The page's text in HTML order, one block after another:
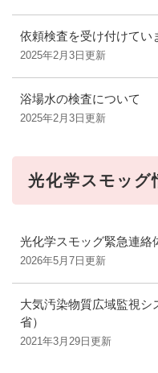
依頼検査を受け付けてい
2025年2月3日更新
浴場水の検査について
2025年2月3日更新
光化学スモッグ
光化学スモッグ緊急連絡
2026年5月7日更新
大気汚染物質広域監視シ
省）
2021年3月29日更新